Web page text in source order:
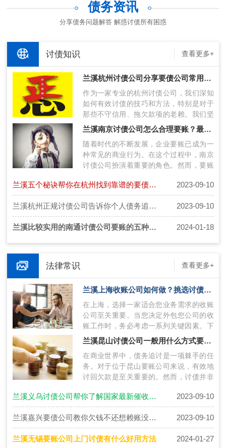
债务资讯
分享债务问题解答 解惑讨债所有困惑
讨债知识 查看更多+
兰溪杭州讨债公司分享要债公司常用讨债方法
作为一家专业的杭州讨债公司，我们深知
如何有效讨债的技巧和方法，特别是对于
那些不守信用、拖欠款项的老赖。我们坚
持以合法方式进行追债，以实现客户的收
账…
兰溪南京讨债公司怎么合理要账？最新要账技术分享！
随着时代的不断发展，企业要账已成为一
种常见的商业行为。在这个过程中，南京
讨债公司扮演着重要的角色。然而，要账
评…
兰溪五个秘诀帮你在杭州找到靠谱的要债公司 2023-09-10
兰溪杭州正规讨债公司告诉你个人债务追讨的手段有哪些 2023-09-10
兰溪比较实用的南通讨债公司要账的五种方法推荐 2024-01-18
法律常识 查看更多+
兰溪上海收账公司如何做？挑选讨债的公司技巧
在上海，选择一家适合您业务需求的收账
公司至关重要。当您决定外包您公司的收
账工作时，务必考虑一系列关键因素。下
面将介绍上海收账公司如何操作，并提供
挑…
兰溪昆山讨债公司一般用什么方式要账比较有效？
在商业世界中，债务追讨是一项棘手的任
务。对于位于昆山要账公司来说，有效地
讨回欠款是至关重要的。然而，讨债并非
这…
兰溪义乌讨债公司帮你了解国家最新催收政策做到法治意识更强！ 2023-09-10
兰溪嘉兴要债公司教你欠钱不还想赖账没有借条怎么维权？ 2023-09-10
兰溪无锡要账公司上门讨债有什么好用方法 2024-01-27